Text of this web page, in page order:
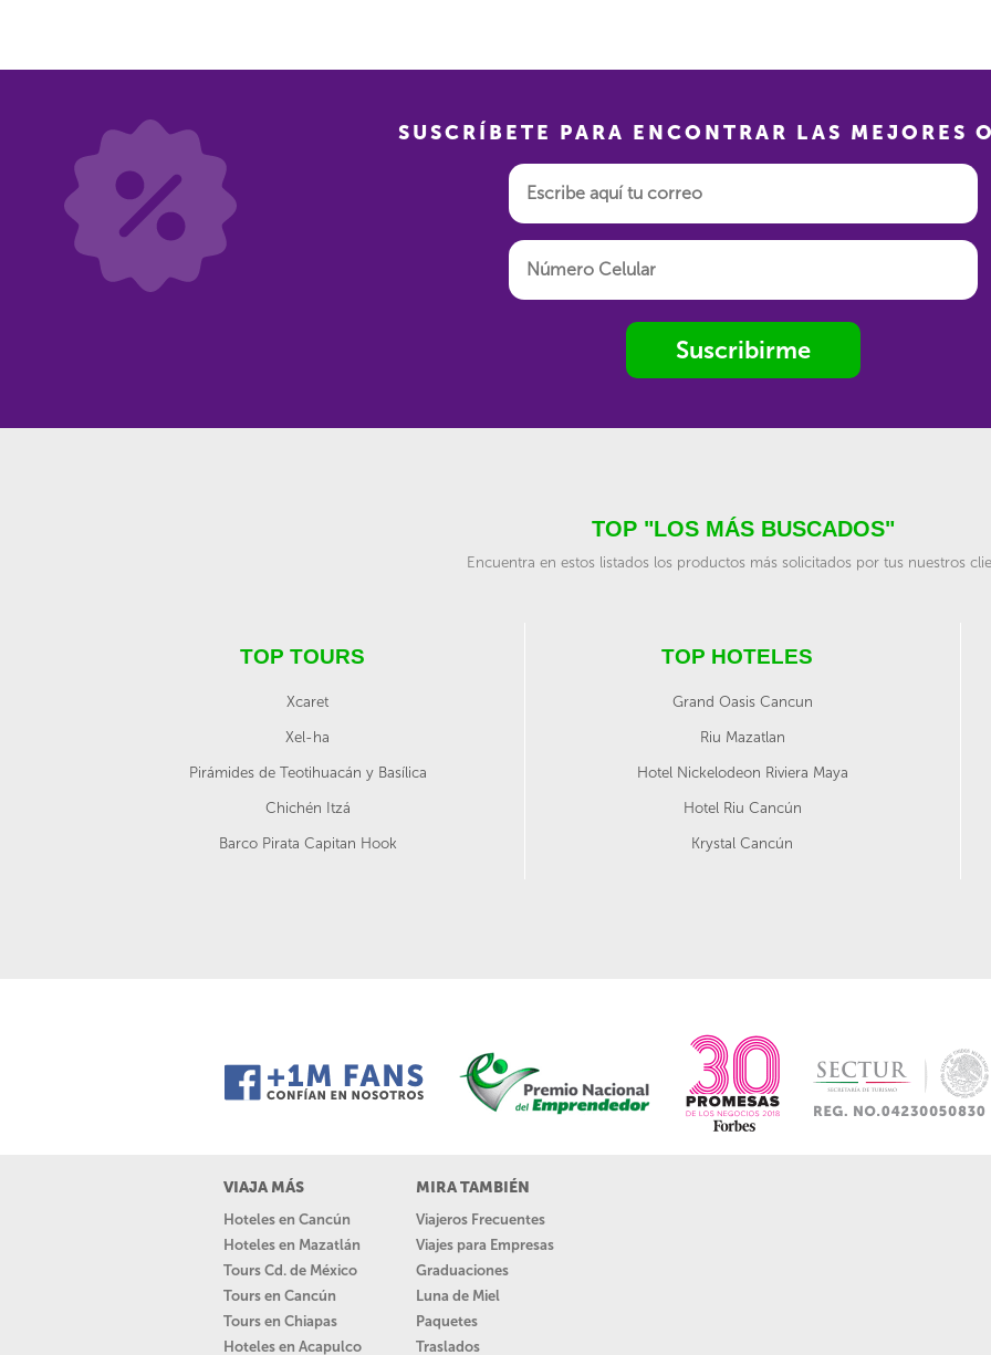
SUSCRÍBETE PARA ENCONTRAR LAS MEJORES
Suscribirme
TOP "LOS MÁS BUSCADOS"
Encuentra en estos listados los productos más solicitados por tus nuestros
TOP TOURS
Xcaret
Xel-ha
Pirámides de Teotihuacán y Basílica
Chichén Itzá
Barco Pirata Capitan Hook
TOP HOTELES
Grand Oasis Cancun
Riu Mazatlan
Hotel Nickelodeon Riviera Maya
Hotel Riu Cancún
Krystal Cancún
VIAJA MÁS
Hoteles en Cancún
Hoteles en Mazatlán
Tours Cd. de México
Tours en Cancún
Tours en Chiapas
Hoteles en Acapulco
MIRA TAMBIÉN
Viajeros Frecuentes
Viajes para Empresas
Graduaciones
Luna de Miel
Paquetes
Traslados